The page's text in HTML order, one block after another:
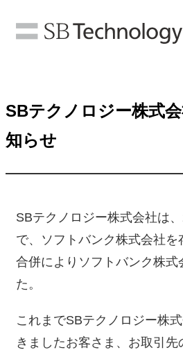
SBテクノロジー株式
知らせ
SBテクノロジー株式会社は
で、ソフトバンク株式会社を
合併によりソフトバンク株式
た。
これまでSBテクノロジー株
きましたお客さま、お取引先